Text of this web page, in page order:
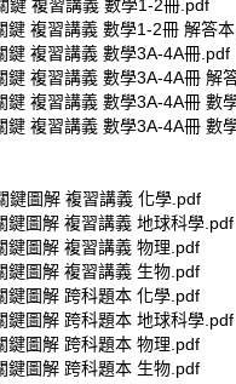
鍵 複習講義 數學1-2冊.pdf
鍵 複習講義 數學1-2冊 解答
鍵 複習講義 數學3A-4A冊.pdf
鍵 複習講義 數學3A-4A冊 解
鍵 複習講義 數學3A-4A冊 數
鍵 複習講義 數學3A-4A冊 數
鍵圖解 複習講義 化學.pdf
鍵圖解 複習講義 地球科學.pdf
鍵圖解 複習講義 物理.pdf
鍵圖解 複習講義 生物.pdf
鍵圖解 跨科題本 化學.pdf
鍵圖解 跨科題本 地球科學.pdf
鍵圖解 跨科題本 物理.pdf
鍵圖解 跨科題本 生物.pdf